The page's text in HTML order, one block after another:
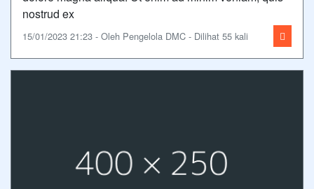
nostrud ex
15/01/2023 21:23 - Oleh Pengelola DMC - Dilihat 55 kali